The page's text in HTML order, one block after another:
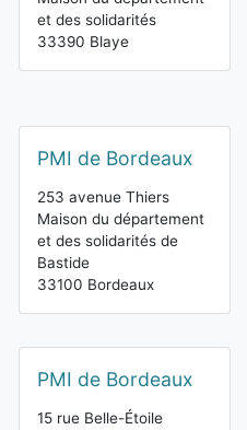
et des solidarités
33390 Blaye
PMI de Bordeaux
253 avenue Thiers
Maison du département
et des solidarités de
Bastide
33100 Bordeaux
PMI de Bordeaux
15 rue Belle-Étoile